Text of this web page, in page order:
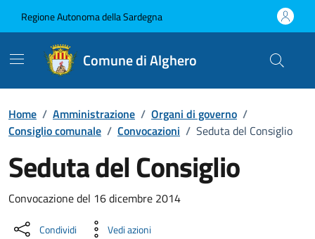
Regione Autonoma della Sardegna
Comune di Alghero
Home / Amministrazione / Organi di governo /
Consiglio comunale / Convocazioni / Seduta del Consiglio
Seduta del Consiglio
???portal.DettaglioConvocazione???
Convocazione del 16 dicembre 2014
Condividi Vedi azioni